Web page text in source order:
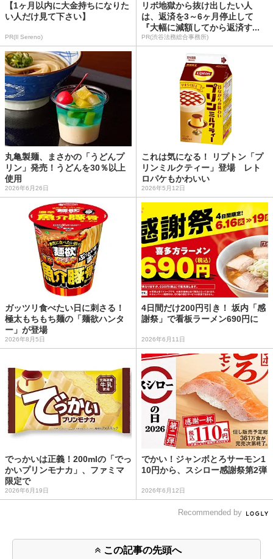
【1ヶ月以内に大金持ちになりた
い人だけ見て下さい】
PR(Il Sereno)
リボ地獄から抜け出したい人
は、返済を3～6ヶ月停止して
『大幅に減額してから返済す...
PR(渋谷法務総合事務所)
丸亀製麺、まさかの「うどんプ
リン」発売！うどんを30％以上
使用
2026年6月26日
これは気になる！ リプトン「プ
リンミルクティー」登場 レト
ロパケもかわいい
2026年5月12日
ガッツリ食べたい日に刺さる！
極太もちもち麺の「麺欲ハンタ
ー」が登場
2026年8月5日
4日間だけ200円引き！ 坂内「感
謝祭」で看板ラーメン690円に
2026年6月11日
でっかいは正義！200mlの「でっ
かいプリンモナカ」、ファミマ
限定で
2026年6月19日
でかい！ジャンボとろサーモン1
10円から、スシロー感謝祭第2弾
2026年6月12日
Recommended by
この記事の先頭へ